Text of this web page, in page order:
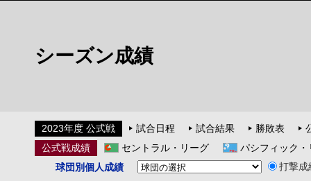
シーズン成績
2023年度 公式戦 試合日程 試合結果 勝敗表
公式戦成績
セントラル・リーグ
パシフィック・
球団別個人成績
打撃成